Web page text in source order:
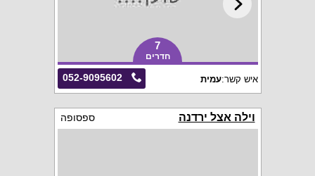
7
חדרים
052-9095602 איש קשר:עמית
וילה אצל ירדנה ספסופה